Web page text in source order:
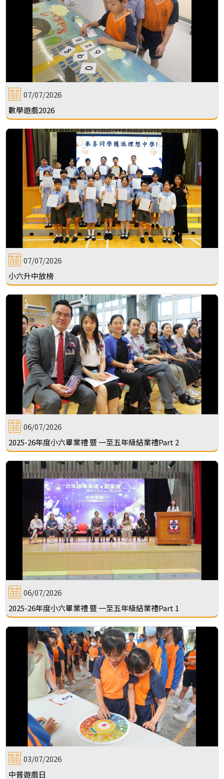
07/07/2026
數學遊戲2026
07/07/2026
小六升中放榜
06/07/2026
2025-26年度小六畢業禮 暨 一至五年級結業禮Part 2
06/07/2026
2025-26年度小六畢業禮 暨 一至五年級結業禮Part 1
03/07/2026
中普遊戲日